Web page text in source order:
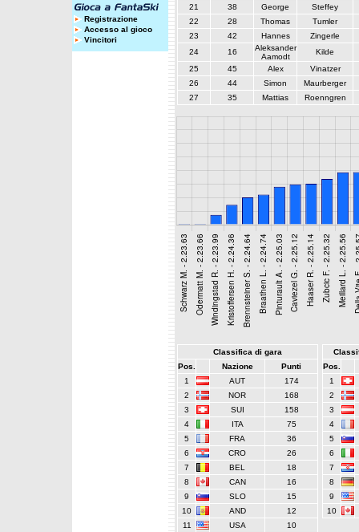
Registrazione
Accesso al gioco
Vincitori
21
38 George
Steffey
22
28 Thomas
Tumler
23
42 Hannes
Zingerle
24
16
Aleksander
Aamodt
Kilde
25
45 Alex
Vinatzer
26
44 Simon
Maurberger
27
35 Mattias Roenngren
Classifica di gara
Pos.
Nazione
Punti
1
AUT
174
2
NOR
168
3
SUI
158
4
ITA
75
5
FRA
36
6
CRO
26
7
BEL
18
8
CAN
16
9
SLO
15
10
AND
12
11
USA
10
Pos.
1
2
3
4
5
6
7
8
9
10